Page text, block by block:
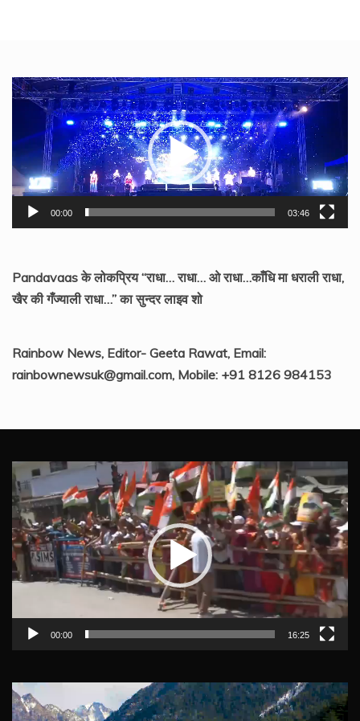
Video
Player
00:00 03:46
Pandavaas के लोकप्रिय “राधा… राधा… ओ राधा…काँधि मा धराली राधा,
खैर की गँज्याली राधा…” का सुन्दर लाइव शो
Rainbow News, Editor- Geeta Rawat, Email:
rainbownewsuk@gmail.com, Mobile: +91 8126 984153
Video
Player
00:00 16:25
Video
Player